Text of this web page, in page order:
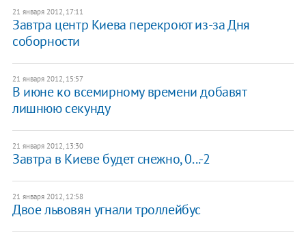
21 января 2012, 17:11
Завтра центр Киева перекроют из-за Дня
соборности
21 января 2012, 15:57
В июне ко всемирному времени добавят
лишнюю секунду
21 января 2012, 13:30
Завтра в Киеве будет снежно, 0...-2
21 января 2012, 12:58
Двое львовян угнали троллейбус